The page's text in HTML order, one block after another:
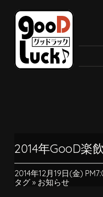
2014年GooD楽
2014年12月19日(金)
タグ » お知らせ